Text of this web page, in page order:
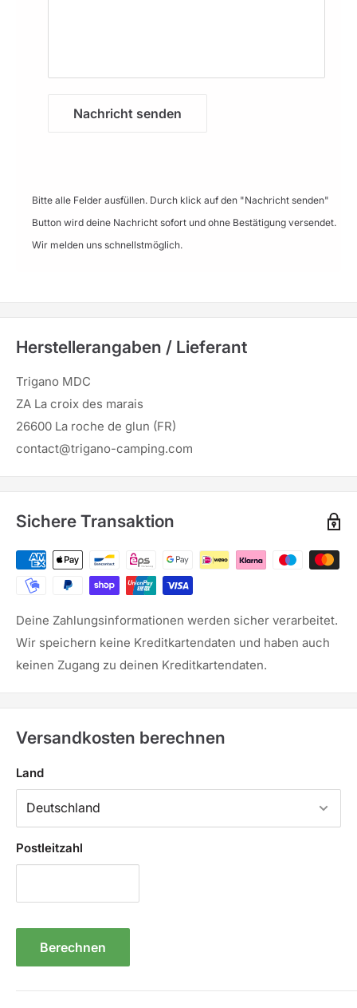
Nachricht senden
Bitte alle Felder ausfüllen. Durch klick auf den "Nachricht senden"
Button wird deine Nachricht sofort und ohne Bestätigung versendet.
Wir melden uns schnellstmöglich.
Herstellerangaben / Lieferant
Trigano MDC
ZA La croix des marais
26600 La roche de glun (FR)
contact@trigano-camping.com
Sichere Transaktion
Deine Zahlungsinformationen werden sicher verarbeitet.
Wir speichern keine Kreditkartendaten und haben auch
keinen Zugang zu deinen Kreditkartendaten.
Versandkosten berechnen
Land
Postleitzahl
Berechnen